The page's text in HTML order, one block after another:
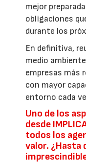
mejor
obligaciones
durante los
En definitiva,
medio
empresas más
con mayor
entorno cada
Uno de los
desde
todos los
valor. ¿Hasta